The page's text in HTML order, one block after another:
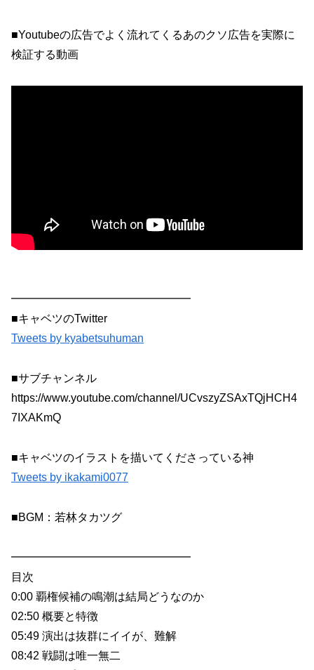
■Youtubeの広告でよく流れてくるあのクソ広告を実際に
検証する動画
━━━━━━━━━━━━━━━━
■キャベツのTwitter
Tweets by kyabetsuhuman
■サブチャンネル
https://www.youtube.com/channel/UCvszyZSAxTQjHCH4
7IXAKmQ
■キャベツのイラストを描いてくださっている神
Tweets by ikakami0077
■BGM：若林タカツグ
━━━━━━━━━━━━━━━━
目次
0:00 覇権候補の鳴潮は結局どうなのか
02:50 概要と特徴
05:49 演出は抜群にイイが、難解
08:42 戦闘は唯一無二